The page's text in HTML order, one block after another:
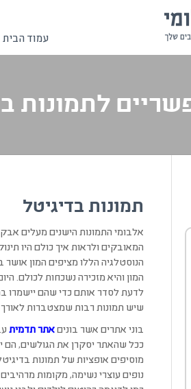
עמוד הבית
לתמונות
תמונות בדיגיטל
אלבומי התמונות הישנים מעלים
המאובקים ולראות איך כולם היו
הנוסטלגיה הללו מציפים המון
המון והיא מזכירה נשכחות לכולם.
לדעת לסדר אותם כדי שהם יישמרו
שיש תמונות רבות שמצטברות
בוני אתרים אשר בוניםאתר תדמית
ככל שהאתר יסקרן את הגולשים, הם
מוסיפים אופציות של תמונות
נופים עוצרי נשימה, מקומות